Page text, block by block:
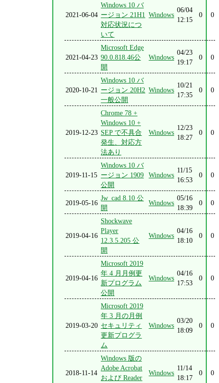
2021-06-04
Windows 10 バ
ージョン 21H1
対応状況につ
いて
Windows
06/04
12:15
0 0
2021-04-23
Microsoft Edge
90.0.818.46公
開
Windows
04/23
19:17
0 0
2020-10-21
Windows 10 バ
ージョン 20H2
一般公開
Windows
10/21
17:35
0 0
2019-12-23
Chrome 78 +
Windows 10 +
SEP で不具合
発生、対応方
法あり
Windows
12/23
18:27
0 0
2019-11-15
Windows 10 バ
ージョン 1909
公開
Windows
11/15
16:53
0 0
2019-05-16
Jw_cad 8.10 公
開
Windows
05/16
18:39
0 0
2019-04-16
Shockwave
Player
12.3.5.205 公
開
Windows
04/16
18:10
0 0
2019-04-16
Microsoft 2019
年 4 月月例更
新プログラム
公開
Windows
04/16
17:53
0 0
2019-03-20
Microsoft 2019
年 3 月の月例
セキュリティ
更新プログラ
ム
Windows
03/20
18:09
0 0
2018-11-14
Windows 版の
Adobe Acrobat
および Reader
Windows
11/14
18:17
0 0